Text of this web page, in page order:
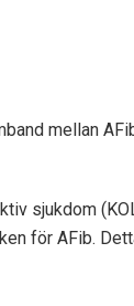
mellan
sjukdom
för AFib.